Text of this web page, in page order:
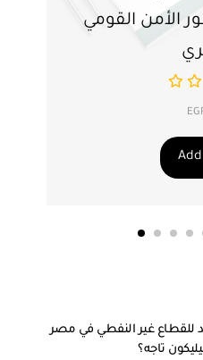
الأمن القومي
للقطاع غير النفطي في مصر